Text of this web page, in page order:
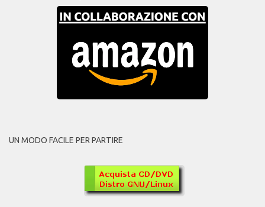
UN MODO FACILE PER PARTIRE